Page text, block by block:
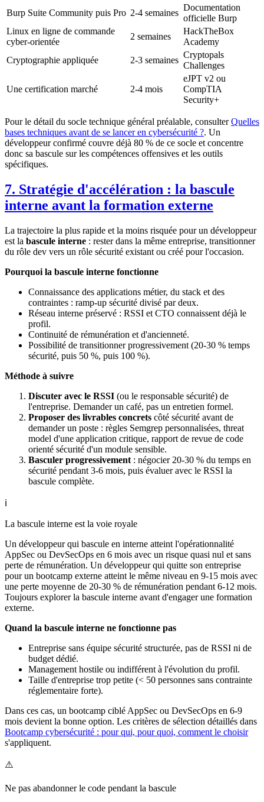
Burp Suite Community puis Pro 2-4 semaines
Documentation
officielle Burp
Linux en ligne de commande
cyber-orientée
2 semaines
HackTheBox
Academy
Cryptographie appliquée
2-3 semaines
Cryptopals
Challenges
Une certification marché 2-4 mois
eJPT v2 ou
CompTIA
Security+
Pour le détail du socle technique général préalable, consulterQuelles
bases techniques avant de se lancer en cybersécurité ?. Un
développeur confirmé couvre déjà 80 % de ce socle et concentre
donc sa bascule sur les compétences offensives et les outils
spécifiques.
7. Stratégie d'accélération : la bascule
interne avant la formation externe
La trajectoire la plus rapide et la moins risquée pour un développeur
est la bascule interne : rester dans la même entreprise, transitionner
du rôle dev vers un rôle sécurité existant ou créé pour l'occasion.
Pourquoi la bascule interne fonctionne
Connaissance des applications métier, du stack et des
contraintes : ramp-up sécurité divisé par deux.
Réseau interne préservé : RSSI et CTO connaissent déjà le
profil.
Continuité de rémunération et d'ancienneté.
Possibilité de transitionner progressivement (20-30 % temps
sécurité, puis 50 %, puis 100 %).
Méthode à suivre
Discuter avec le RSSI (ou le responsable sécurité) de
l'entreprise. Demander un café, pas un entretien formel.
Proposer des livrables concrets côté sécurité avant de
demander un poste : règles Semgrep personnalisées, threat
model d'une application critique, rapport de revue de code
orienté sécurité d'un module sensible.
Basculer progressivement : négocier 20-30 % du temps en
sécurité pendant 3-6 mois, puis évaluer avec le RSSI la
bascule complète.
ℹ️
La bascule interne est la voie royale
Un développeur qui bascule en interne atteint l'opérationnalité
AppSec ou DevSecOps en 6 mois avec un risque quasi nul et sans
perte de rémunération. Un développeur qui quitte son entreprise
pour un bootcamp externe atteint le même niveau en 9-15 mois avec
une perte moyenne de 20-30 % de rémunération pendant 6-12 mois.
Toujours explorer la bascule interne avant d'engager une formation
externe.
Quand la bascule interne ne fonctionne pas
Entreprise sans équipe sécurité structurée, pas de RSSI ni de
budget dédié.
Management hostile ou indifférent à l'évolution du profil.
Taille d'entreprise trop petite (< 50 personnes sans contrainte
réglementaire forte).
Dans ces cas, un bootcamp ciblé AppSec ou DevSecOps en 6-9
mois devient la bonne option. Les critères de sélection détaillés dans
Bootcamp cybersécurité : pour qui, pour quoi, comment le choisir
s'appliquent.
⚠️
Ne pas abandonner le code pendant la bascule